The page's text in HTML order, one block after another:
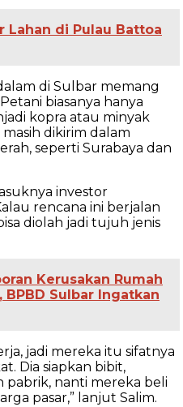
Lahan di Pulau Battoa
di Sulbar memang
biasanya hanya
kopra atau minyak
dikirim dalam
seperti Surabaya dan
investor
rencana ini berjalan
diolah jadi tujuh jenis
Kerusakan Rumah
Sulbar Ingatkan
jadi mereka itu sifatnya
Dia siapkan bibit,
pabrik, nanti mereka beli
pasar,” lanjut Salim.